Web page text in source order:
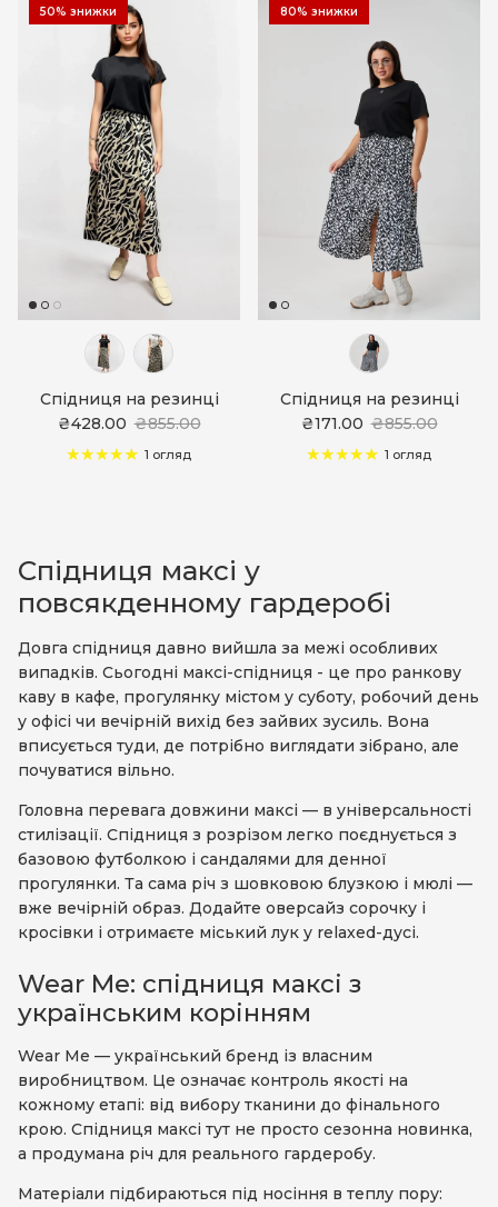
50% знижки
Спідниця на резинці
₴428.00 ₴855.00
1 огляд
80% знижки
Спідниця на резинці
₴171.00 ₴855.00
1 огляд
Спідниця максі у
повсякденному гардеробі
Довга спідниця давно вийшла за межі особливих
випадків. Сьогодні максі-спідниця - це про ранкову
каву в кафе, прогулянку містом у суботу, робочий день
у офісі чи вечірній вихід без зайвих зусиль. Вона
вписується туди, де потрібно виглядати зібрано, але
почуватися вільно.
Головна перевага довжини максі — в універсальності
стилізації. Спідниця з розрізом легко поєднується з
базовою футболкою і сандалями для денної
прогулянки. Та сама річ з шовковою блузкою і мюлі —
вже вечірній образ. Додайте оверсайз сорочку і
кросівки і отримаєте міський лук у relaxed-дусі.
Wear Me: спідниця максі з
українським корінням
Wear Me — український бренд із власним
виробництвом. Це означає контроль якості на
кожному етапі: від вибору тканини до фінального
крою. Спідниця максі тут не просто сезонна новинка,
а продумана річ для реального гардеробу.
Матеріали підбираються під носіння в теплу пору: